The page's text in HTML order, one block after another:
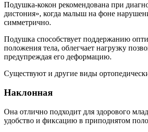
Подушка-кокон рекомендована при
дистония», когда малыш на фоне
симметрично.
Подушка способствует поддержанию
положения тела, облегчает нагрузку
предупреждая его деформацию.
Существуют и другие виды
Наклонная
Она отлично подходит для здорового
удобство и фиксацию в приподнятом